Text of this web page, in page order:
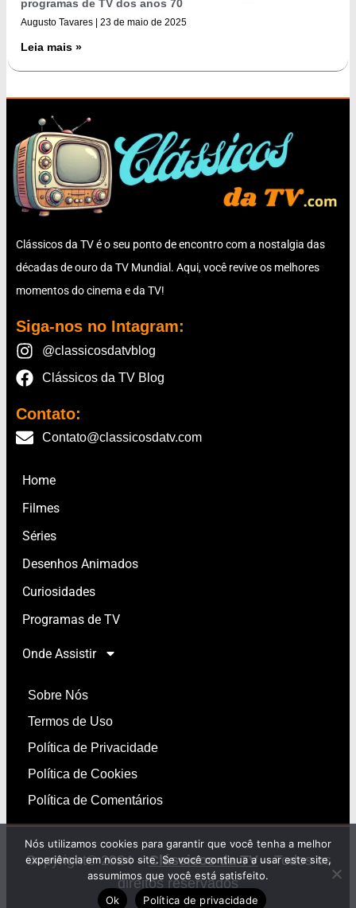
programas de TV dos anos 70
Augusto Tavares 23 de maio de 2025
Leia mais »
Clássicos da TV é o seu ponto de encontro com a nostalgia das
décadas de ouro da TV Mundial. Aqui, você revive os melhores
momentos do cinema e da TV!
Siga-nos no Intagram:
@classicosdatvblog
Clássicos da TV Blog
Contato:
Contato@classicosdatv.com
Home
Filmes
Séries
Desenhos Animados
Curiosidades
Programas de TV
Onde Assistir
Sobre Nós
Termos de Uso
Política de Privacidade
Política de Cookies
Política de Comentários
Copyright© 2024 –Clássicos da TV– Todos os
direitos reservados
Nós utilizamos cookies para garantir que você tenha a melhor
experiência em nosso site. Se você continua a usar este site,
assumimos que você está satisfeito.
Ok
Política de privacidade